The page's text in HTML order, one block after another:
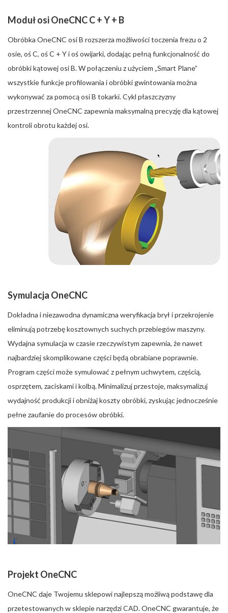
Moduł osi OneCNC C + Y + B
Obróbka OneCNC osi B rozszerza możliwości toczenia frezu o 2
osie, oś C, oś C + Y i oś owijarki, dodając pełną funkcjonalność do
obróbki kątowej osi B. W połączeniu z użyciem „Smart Plane”
wszystkie funkcje profilowania i obróbki gwintowania można
wykonywać za pomocą osi B tokarki. Cykl płaszczyzny
przestrzennej OneCNC zapewnia maksymalną precyzję dla kątowej
kontroli obrotu każdej osi.
Symulacja OneCNC
Dokładna i niezawodna dynamiczna weryfikacja brył i przekrojenie
eliminują potrzebę kosztownych suchych przebiegów maszyny.
Wydajna symulacja w czasie rzeczywistym zapewnia, że nawet
najbardziej skomplikowane części będą obrabiane poprawnie.
Program części może symulować z pełnym uchwytem, częścią,
osprzętem, zaciskami i kolbą. Minimalizuj przestoje, maksymalizuj
wydajność produkcji i obniżaj koszty obróbki, zyskując jednocześnie
pełne zaufanie do procesów obróbki.
Projekt OneCNC
OneCNC daje Twojemu sklepowi najlepszą możliwą podstawę dla
przetestowanych w sklepie narzędzi CAD. OneCNC gwarantuje, że